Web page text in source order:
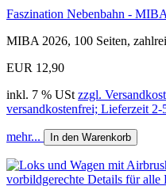
Faszination Nebenbahn -
MIBA 2026, 100 Seiten,
EUR 12,90
inkl. 7 % USt zzgl.
versandkostenfrei; Lieferzeit
mehr... In den Warenkorb